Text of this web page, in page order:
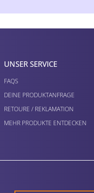
UNSER SERVICE
FAQS
DEINE PRODUKTANFRAGE
RETOURE / REKLAMATION
MEHR PRODUKTE ENTDECKEN